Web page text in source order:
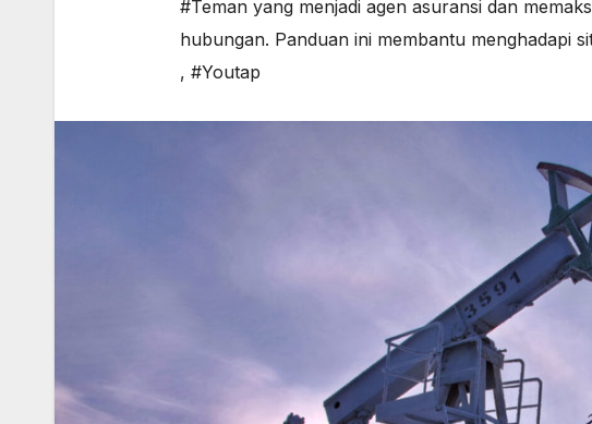
#Teman yang menjadi agen asuransi dan
hubungan. Panduan ini membantu menghadapi
, #Youtap